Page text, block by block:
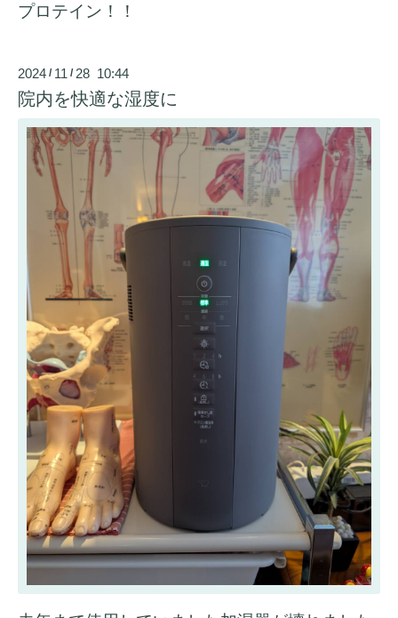
プロテイン！！
2024 / 11 / 28 10:44
院内を快適な湿度に